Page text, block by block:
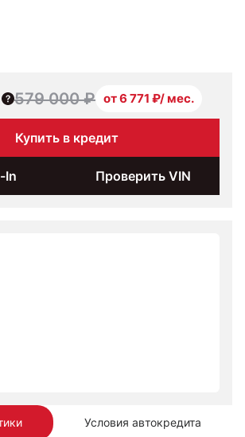
Условия автокредита
579 000 ₽ от 6 771 ₽/ мес.
Купить в кредит
In Проверить VIN